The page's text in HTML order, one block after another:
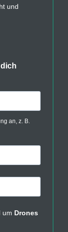
und
an, z. B.
um Drones